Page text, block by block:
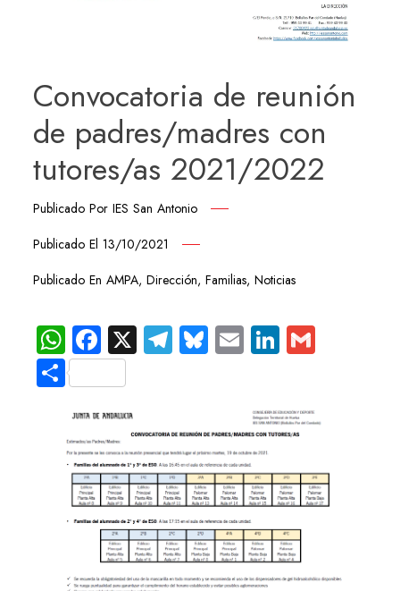
Convocatoria de reunión
de padres/madres con
tutores/as 2021/2022
Publicado PorIES San Antonio
Publicado El13/10/2021
Publicado EnAMPA,Dirección,Familias,Noticias
WhatsApp
Facebook
X Telegram
Bluesky
EmailLinkedIn
Compartir